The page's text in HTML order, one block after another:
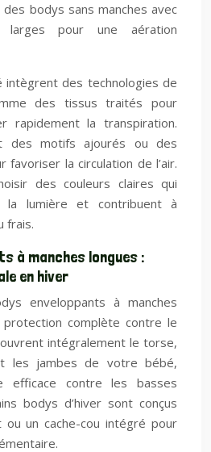
bodys sans manches avec
larges pour une aération
intègrent des technologies de
des tissus traités pour
rapidement la transpiration.
des motifs ajourés ou des
favoriser la circulation de l’air.
des couleurs claires qui
la lumière et contribuent à
frais.
à manches longues :
en hiver
enveloppants à manches
complète contre le
intégralement le torse,
les jambes de votre bébé,
efficace contre les basses
bodys d’hiver sont conçus
ou un cache-cou intégré pour